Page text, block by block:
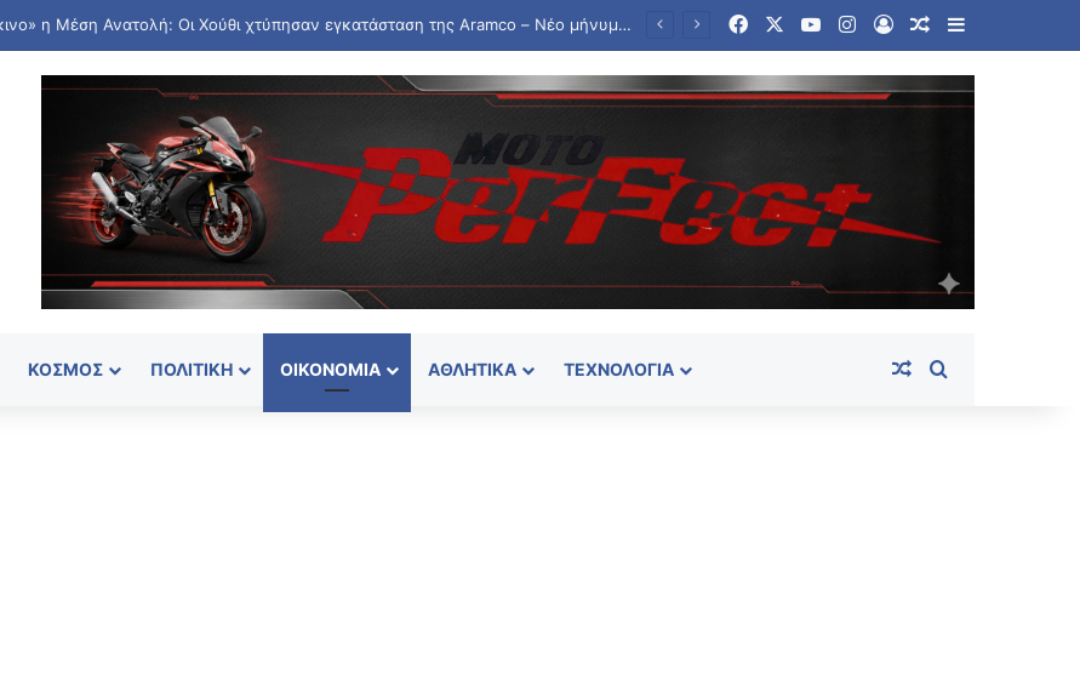
Ο Αύγουστος της εκλογικής προετοιμασίας: Το ορόσημο της ΔΕΘ και η «μάχη» της κομματικής συσπείρωσης FacebookYouTubeInstagram
Log InRandom Article
Sidebar
ΚΌΣΜΟΣ ΠΟΛΙΤΙΚΉ ΟΙΚΟΝΟΜΊΑ ΑΘΛΗΤΙΚΆ ΤΕΧΝΟΛΟΓΊΑ Random Article